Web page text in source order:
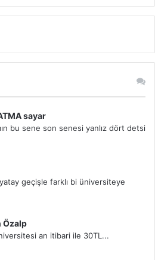
sayar
bu sene son senesi yanlız dört detsi
geçişle farklı bi üniversiteye
Özalp
an itibari ile 30TL...